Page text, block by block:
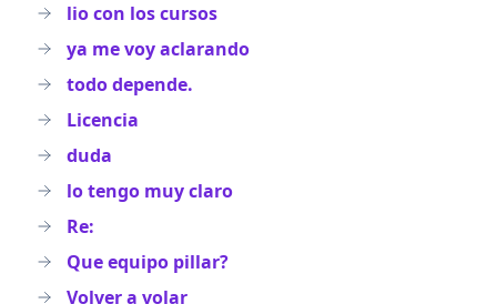
lio con los cursos
ya me voy aclarando
todo depende.
Licencia
duda
lo tengo muy claro
Re:
Que equipo pillar?
Volver a volar